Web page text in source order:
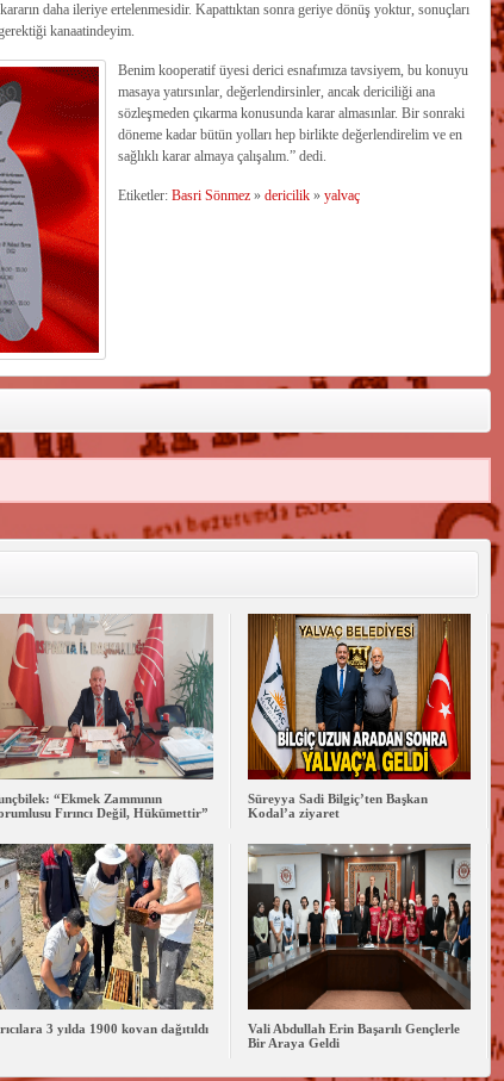
daha ileriye ertelenmesidir. Kapattıktan sonra geriye dönüş yoktur, sonuçları
kanaatindeyim.
Benim kooperatif üyesi derici esnafımıza tavsiyem, bu konuyu
masaya yatırsınlar, değerlendirsinler, ancak dericiliği ana
sözleşmeden çıkarma konusunda karar almasınlar. Bir sonraki
döneme kadar bütün yolları hep birlikte değerlendirelim ve en
sağlıklı karar almaya çalışalım.” dedi.
Etiketler: Basri Sönmez» dericilik» yalvaç
“Ekmek Zammının
Fırıncı Değil, Hükümettir”
Süreyya Sadi Bilgiç’ten Başkan
Kodal’a ziyaret
3 yılda 1900 kovan dağıtıldı
Vali Abdullah Erin Başarılı Gençlerle
Bir Araya Geldi